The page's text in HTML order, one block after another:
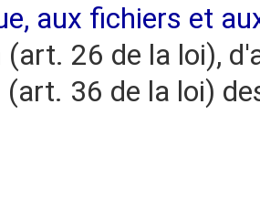
aux fichiers et
26 de la loi),
36 de la loi)